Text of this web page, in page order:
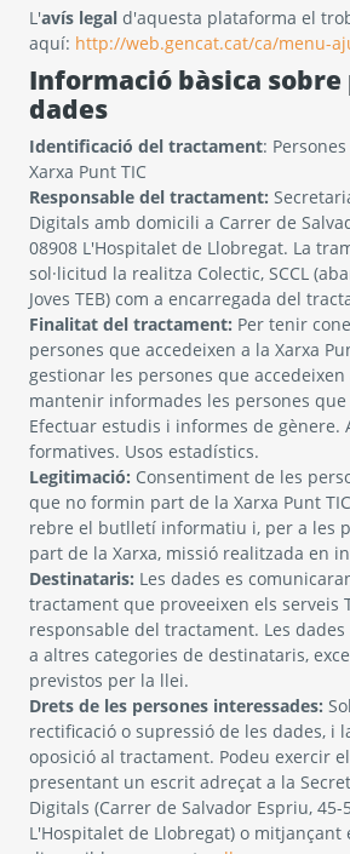
L'avís legal d'aquesta plataforma el
aquí: http://web.gencat.cat/ca/menu-
Informació bàsica
dades
Identificació del tractament:
Xarxa Punt TIC
Responsable del tractament:
Digitals amb domicili a Carrer de
08908 L'Hospitalet de Llobregat. La
sol·licitud la realitza Colectic, SCCL
Joves TEB) com a encarregada del
Finalitat del tractament: Per tenir
persones que accedeixen a la Xarxa
gestionar les persones que accedeixen
mantenir informades les persones que
Efectuar estudis i informes de gènere.
formatives. Usos estadístics.
Legitimació: Consentiment de les
que no formin part de la Xarxa Punt
rebre el butlletí informatiu i, per a les
part de la Xarxa, missió realitzada en
Destinataris: Les dades es
tractament que proveeixen els serveis
responsable del tractament. Les
a altres categories de destinataris,
previstos per la llei.
Drets de les persones interessades:
rectificació o supressió de les dades, i
oposició al tractament. Podeu exercir
presentant un escrit adreçat a la
Digitals (Carrer de Salvador Espriu, 45-
L'Hospitalet de Llobregat) o mitjançant